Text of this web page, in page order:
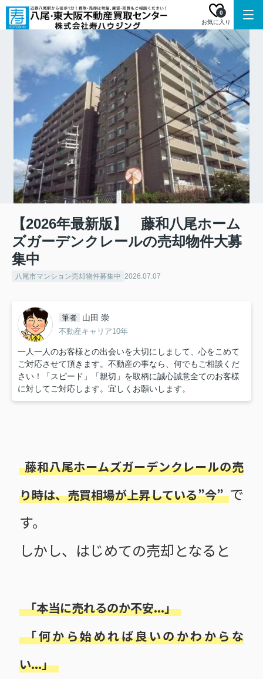
お気に入り
0
【2026年最新版】 藤和八尾ホーム
ズガーデンクレールの売却物件大募
集中
八尾市マンション売却物件募集中 2026.07.07
筆者 山田 崇
不動産キャリア10年
一人一人のお客様との出会いを大切にしまして、心をこめて
ご対応させて頂きます。不動産の事なら、何でもご相談くだ
さい！「スピード」「親切」を取柄に誠心誠意全てのお客様
に対してご対応します。宜しくお願いします。
藤和八尾ホームズガーデンクレールの売
り時は、売買相場が上昇している”今” で
す。
しかし、はじめての売却となると
「本当に売れるのか不安...」
「何から始めれば良いのかわからな
い...」